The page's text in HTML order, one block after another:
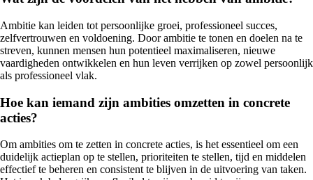
Ambitie kan leiden tot persoonlijke groei, professioneel succes,
zelfvertrouwen en voldoening. Door ambitie te tonen en doelen na te
streven, kunnen mensen hun potentieel maximaliseren, nieuwe
vaardigheden ontwikkelen en hun leven verrijken op zowel persoonlijk
als professioneel vlak.
Hoe kan iemand zijn ambities omzetten in concrete
acties?
Om ambities om te zetten in concrete acties, is het essentieel om een
duidelijk actieplan op te stellen, prioriteiten te stellen, tijd en middelen
effectief te beheren en consistent te blijven in de uitvoering van taken.